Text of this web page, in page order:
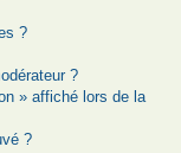
?
?
» affiché lors de la
?